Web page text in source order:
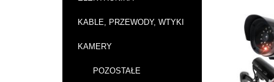
KABLE, PRZEWODY, WTYKI
KAMERY
POZOSTAŁE